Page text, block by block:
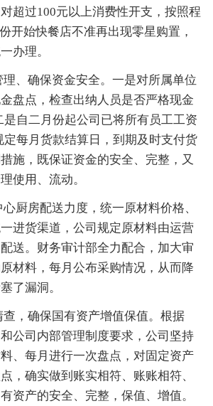
超过100元以上消费性开支，按照程
开始快餐店不准再出现零星购置，
办理。
、确保资金安全。一是对所属单位
盘点，检查出纳人员是否严格现金
自二月份起公司已将所有员工工资
定每月货款结算日，到期及时支付货
施，既保证资金的安全、完整，又
使用、流动。
厨房配送力度，统一原材料价格、
进货渠道，公司规定原材料由运营
送。财务审计部全力配合，加大审
材料，每月公布采购情况，从而降
了漏洞。
，确保国有资产增值保值。根据
和公司内部管理制度要求，公司坚持
、每月进行一次盘点，对固定资产
，确实做到账实相符、账账相符、
资产的安全、完整，保值、增值。